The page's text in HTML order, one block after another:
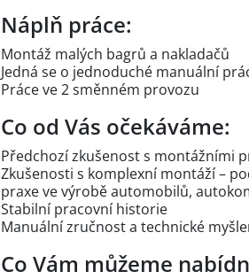
Náplň práce:
Montáž malých bagrů a nakladačů
Jedná se o jednoduché manuální
Práce ve 2 směnném provozu
Co od Vás očekáváme:
Předchozí zkušenost s montážními
Zkušenosti s komplexní montáží –
praxe ve výrobě automobilů,
Stabilní pracovní historie
Manuální zručnost a technické
Co Vám můžeme